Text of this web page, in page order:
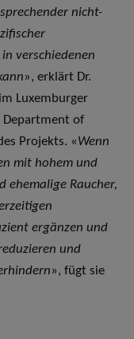
nicht-
verschiedenen
», erklärt Dr.
Luxemburger
Department of
Projekts. «Wenn
mit hohem und
ehemalige Raucher,
ergänzen und
und
», fügt sie